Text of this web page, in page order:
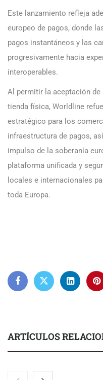
Este lanzamiento refleja
europeo de pagos, donde
pagos instantáneos y las
progresivamente hacia
interoperables.
Al permitir la aceptación de
tienda física, Worldline
estratégico para los
infraestructura de pagos,
impulso de la soberanía
plataforma unificada y
locales e internacionales
toda Europa.
ARTÍCULOS